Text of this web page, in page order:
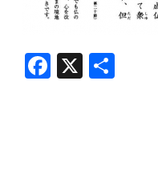
F
a
X 共